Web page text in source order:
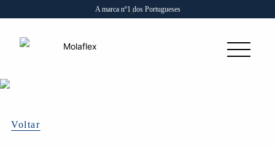
A marca nº1 dos Portugueses
Voltar